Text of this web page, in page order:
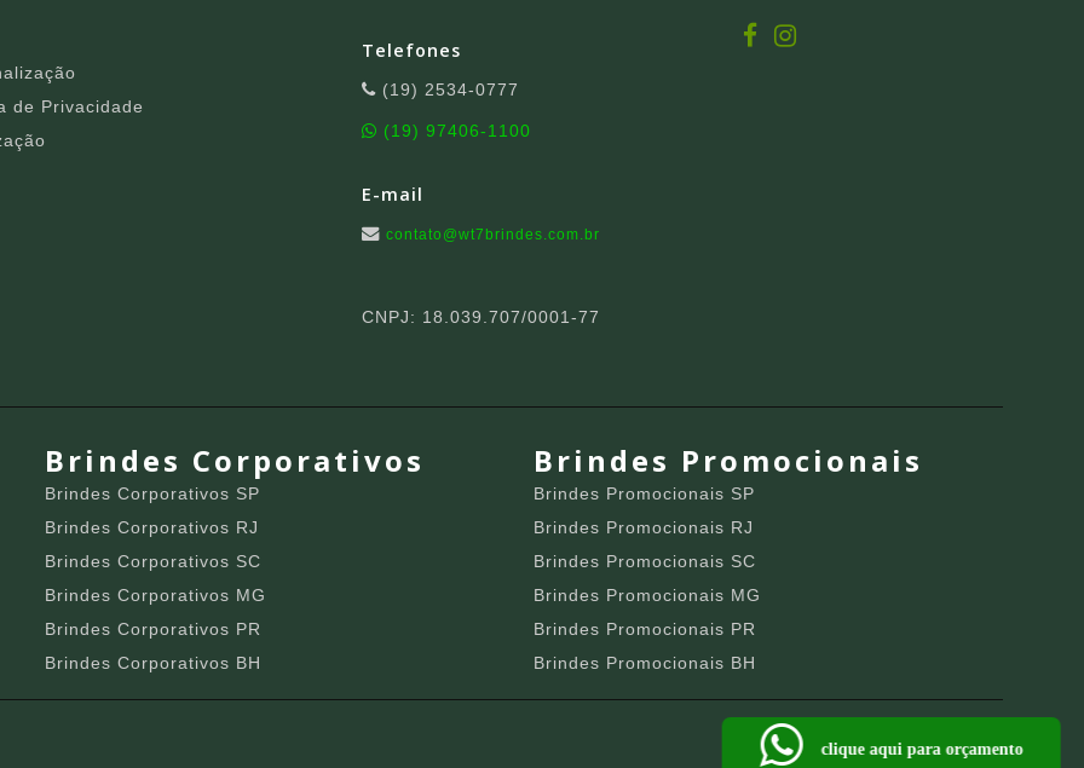
de Privacidade
Telefones
(19) 2534-0777
(19) 97406-1100
E-mail
contato@wt7brindes.com.br
CNPJ: 18.039.707/0001-77
Brindes Corporativos
Brindes Corporativos SP
Brindes Corporativos RJ
Brindes Corporativos SC
Brindes Corporativos MG
Brindes Corporativos PR
Brindes Corporativos BH
Brindes Promocionais
Brindes Promocionais SP
Brindes Promocionais RJ
Brindes Promocionais SC
Brindes Promocionais MG
Brindes Promocionais PR
Brindes Promocionais BH
clique aqui para orçamento